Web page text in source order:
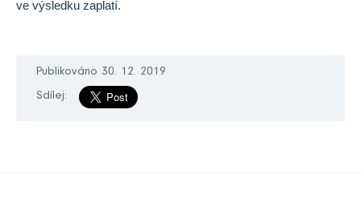
ve výsledku zaplatí.
Publikováno 30. 12. 2019
Sdílej: